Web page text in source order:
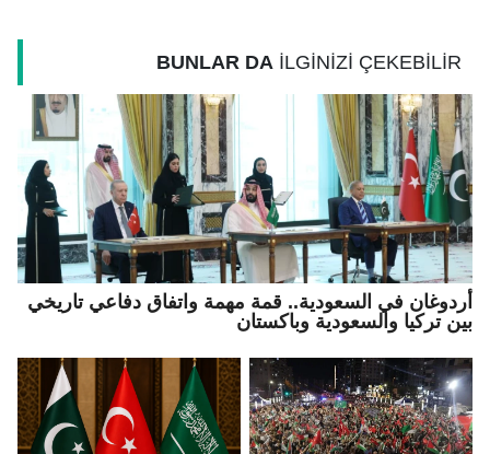
BUNLAR DA İLGİNİZİ ÇEKEBİLİR
أردوغان في السعودية.. قمة مهمة واتفاق دفاعي تاريخي
بين تركيا والسعودية وباكستان